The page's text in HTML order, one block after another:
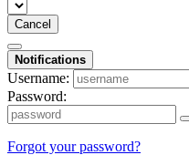
Cancel
Notifications
Username:
Password:
Forgot your password?